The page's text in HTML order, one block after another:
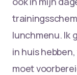
lunchmenu. Ik
in huis
moet